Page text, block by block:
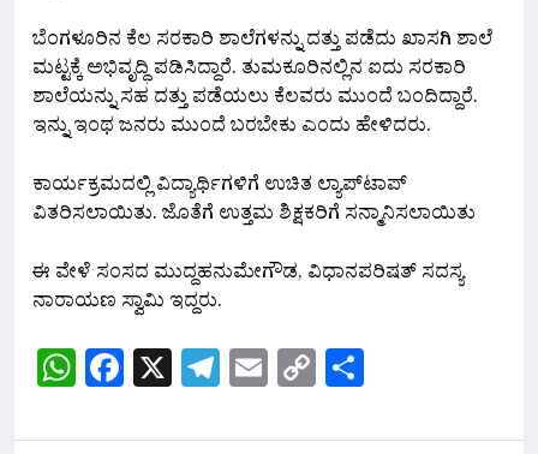
ಬೆಂಗಳೂರಿನ‌ ಕೆಲ ಸರಕಾರಿ ಶಾಲೆಗಳನ್ನು ದತ್ತು ಪಡೆದು ಖಾಸಗಿ ಶಾಲೆ
ಮಟ್ಟಕ್ಕೆ ಅಭಿವೃದ್ಧಿ ಪಡಿಸಿದ್ದಾರೆ. ತುಮಕೂರಿನಲ್ಲಿನ‌ ಐದು ಸರಕಾರಿ
ಶಾಲೆಯನ್ನು ಸಹ ದತ್ತು ಪಡೆಯಲು ಕೆಲವರು ಮುಂದೆ ಬಂದಿದ್ದಾರೆ.
ಇನ್ನು ಇಂಥ ಜನರು ಮುಂದೆ ಬರಬೇಕು ಎಂದು ಹೇಳಿದರು.
ಕಾರ್ಯಕ್ರಮದಲ್ಲಿ ವಿದ್ಯಾರ್ಥಿಗಳಿಗೆ ಉಚಿತ ಲ್ಯಾಪ್‌ಟಾಪ್
ವಿತರಿಸಲಾಯಿತು. ಜೊತೆಗೆ ಉತ್ತಮ ಶಿಕ್ಷಕರಿಗೆ ಸನ್ಮಾನಿಸಲಾಯಿತು
ಈ ವೇಳೆ ಸಂಸದ ಮುದ್ದಹನುಮೇಗೌಡ, ವಿಧಾನಪರಿಷತ್ ಸದಸ್ಯ
ನಾರಾಯಣ ಸ್ವಾಮಿ ಇದ್ದರು.
WhatsApp
Facebook
X Telegram
Email
Copy
Link